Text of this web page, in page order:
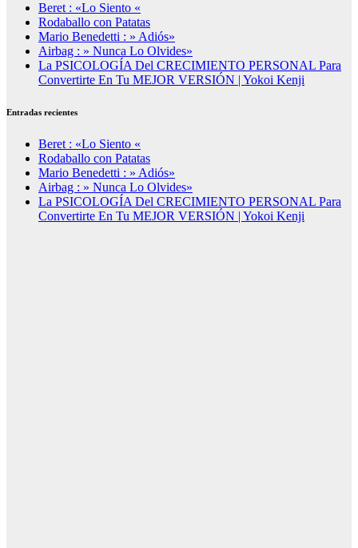
Beret : «Lo Siento «
Rodaballo con Patatas
Mario Benedetti : » Adiós»
Airbag : » Nunca Lo Olvides»
La PSICOLOGÍA Del CRECIMIENTO PERSONAL Para
Convertirte En Tu MEJOR VERSIÓN | Yokoi Kenji
Entradas recientes
Beret : «Lo Siento «
Rodaballo con Patatas
Mario Benedetti : » Adiós»
Airbag : » Nunca Lo Olvides»
La PSICOLOGÍA Del CRECIMIENTO PERSONAL Para
Convertirte En Tu MEJOR VERSIÓN | Yokoi Kenji